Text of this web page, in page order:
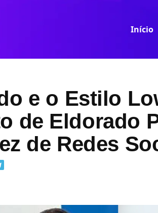
Início
e o Estilo
de Eldorado
de Redes